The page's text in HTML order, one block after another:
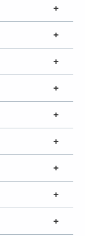
+
+
+
+
+
+
+
+
+